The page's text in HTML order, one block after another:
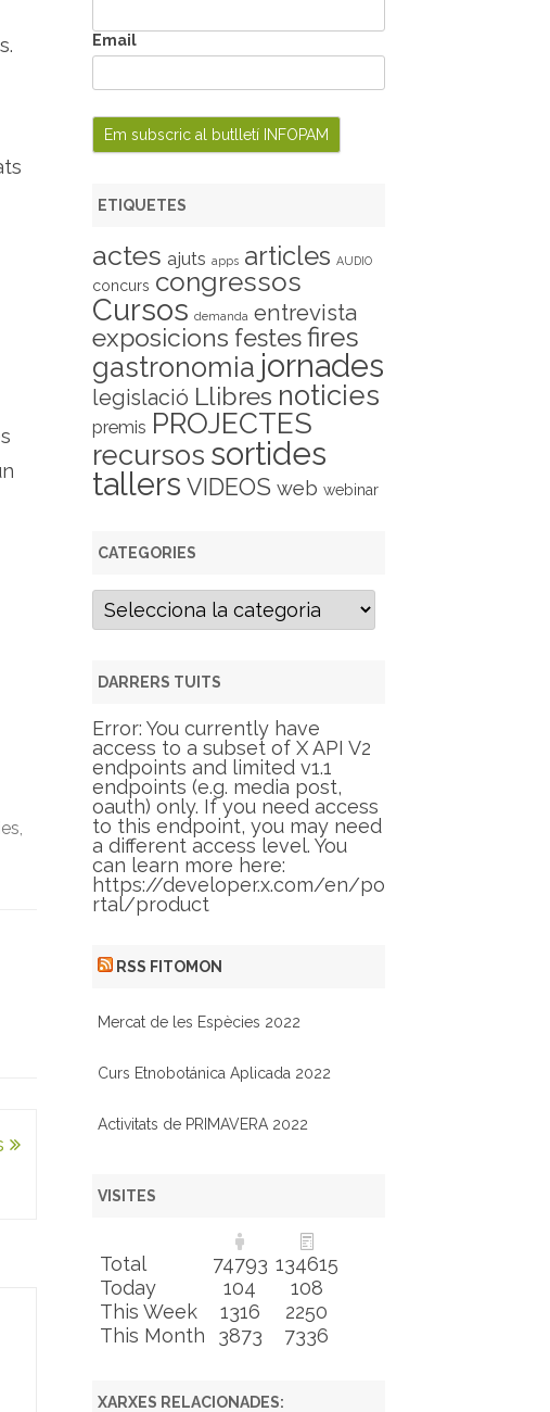
,
Email
ETIQUETES
actes ajuts apps articles AUDIO
concurs congressos
Cursos demanda entrevista
exposicions festes fires
gastronomia jornades
legislació Llibres noticies
premis PROJECTES
recursos sortides
tallers VIDEOS web webinar
CATEGORIES
C
g
r
i
e
s
DARRERS TUITS
Error: You currently have
access to a subset of X API V2
endpoints and limited v1.1
endpoints (e.g. media post,
oauth) only. If you need access
to this endpoint, you may need
a different access level. You
can learn more here:
https://developer.x.com/en/po
rtal/product
RSS FITOMON
Mercat de les Espècies 2022
Curs Etnobotánica Aplicada 2022
Activitats de PRIMAVERA 2022
VISITES
Total 74793 134615
Today
104
108
This Week
1316
2250
This Month
3873 7336
XARXES RELACIONADES: